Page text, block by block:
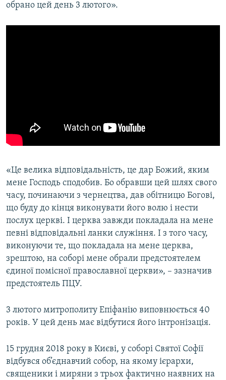
обрано цей день 3 лютого».
«Це велика відповідальність, це дар Божий, яким
мене Господь сподобив. Бо обравши цей шлях свого
часу, починаючи з чернецтва, дав обітницю Богові,
що буду до кінця виконувати його волю і нести
послух церкві. І церква завжди покладала на мене
певні відповідальні ланки служіння. І з того часу,
виконуючи те, що покладала на мене церква,
зрештою, на соборі мене обрали предстоятелем
єдиної помісної православної церкви», – зазначив
предстоятель ПЦУ.
3 лютого митрополиту Епіфанію виповнюється 40
років. У цей день має відбутися його інтронізація.
15 грудня 2018 року в Києві, у соборі Святої Софії
відбувся об’єднавчий собор, на якому ієрархи,
священики і миряни з трьох фактично наявних на